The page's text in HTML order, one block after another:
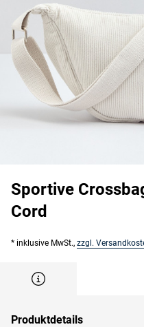
Sportive
Cord
* inklusive MwSt., zzgl.
Produktdetails